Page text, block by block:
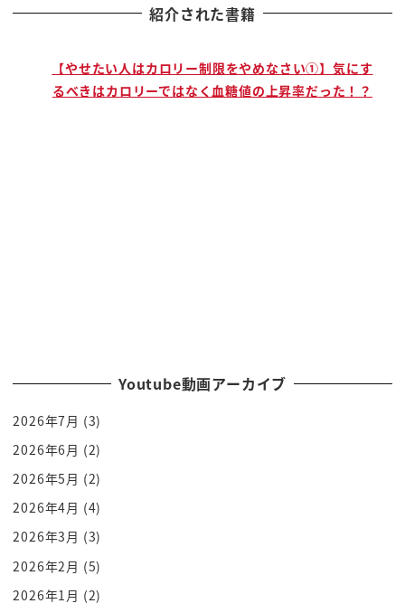
の料理をもてなしの料理がね性の前ね昼のパーティ
料理が提供されたりね
ゴールデングローブ賞でもそんなですレセプション
セレブの人たちがねものすごくいろいろなここにこ
とを心にダメで
ボランティア活動とかしてるとも多いじゃないです
かアカデミー賞もう世界をリード
するカルチャーの担い手として言わなきゃいけない
ことがそれは環境問題ね
環境問題に配慮して
これからはビーガン料理をオフィシャルに使うこと
にしました
紹介された書籍
【やせたい人はカロリー制限をやめなさい①】気にす
るべきはカロリーではなく血糖値の上昇率だった！？
Youtube動画アーカイブ
2026年7月 (3)
2026年6月 (2)
2026年5月 (2)
2026年4月 (4)
2026年3月 (3)
2026年2月 (5)
2026年1月 (2)